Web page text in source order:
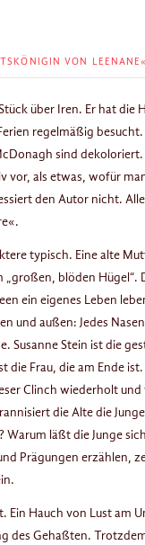
VON
über Iren. Er hat die
regelmäßig
sind
als etwas, wofür
den Autor nicht.
typisch. Eine alte
blöden Hügel“.
ein eigenes Leben
und außen: Jedes
Susanne Stein ist die
die Frau, die am Ende
Clinch wiederholt
die Alte die
läßt die Junge
Prägungen erzählen,
Ein Hauch von Lust am
des Gehaßten.